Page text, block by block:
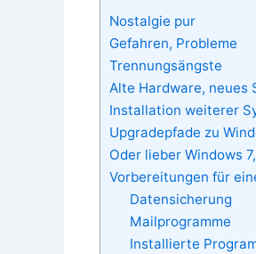
Nostalgie pur
Gefahren, Probleme
Trennungsängste
Alte Hardware, neues
Installation weiterer
Upgradepfade zu
Oder lieber Windows
Vorbereitungen für
Datensicherung
Mailprogramme
Installierte